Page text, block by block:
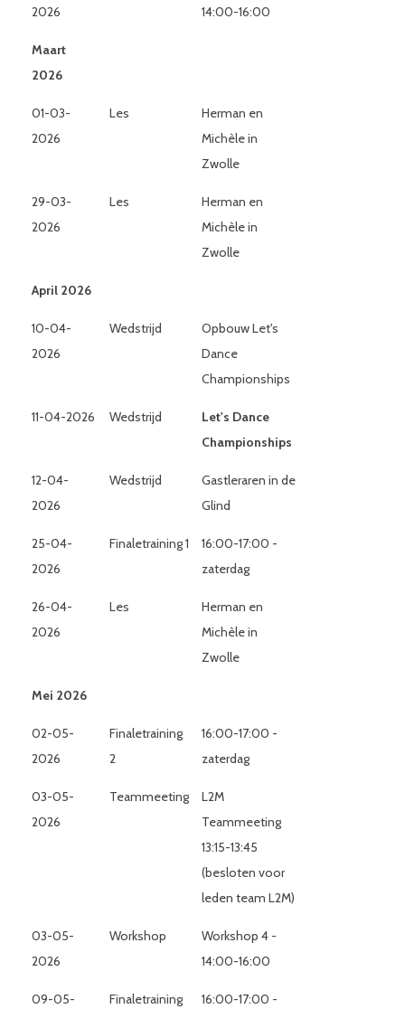
2026
14:00-16:00
Maart
2026
01-03-
2026
Les
Herman en
Michèle in
Zwolle
29-03-
2026
Les
Herman en
Michèle in
Zwolle
April 2026
10-04-
2026
Wedstrijd
Opbouw Let's
Dance
Championships
11-04-2026 Wedstrijd
Let's Dance
Championships
12-04-
2026
Wedstrijd
Gastleraren in de
Glind
25-04-
2026
Finaletraining 1
16:00-17:00 -
zaterdag
26-04-
2026
Les
Herman en
Michèle in
Zwolle
Mei 2026
02-05-
2026
Finaletraining
2
16:00-17:00 -
zaterdag
03-05-
2026
Teammeeting
L2M
Teammeeting
13:15-13:45
(besloten voor
leden team L2M)
03-05-
2026
Workshop
Workshop 4 -
14:00-16:00
09-05-
Finaletraining
16:00-17:00 -